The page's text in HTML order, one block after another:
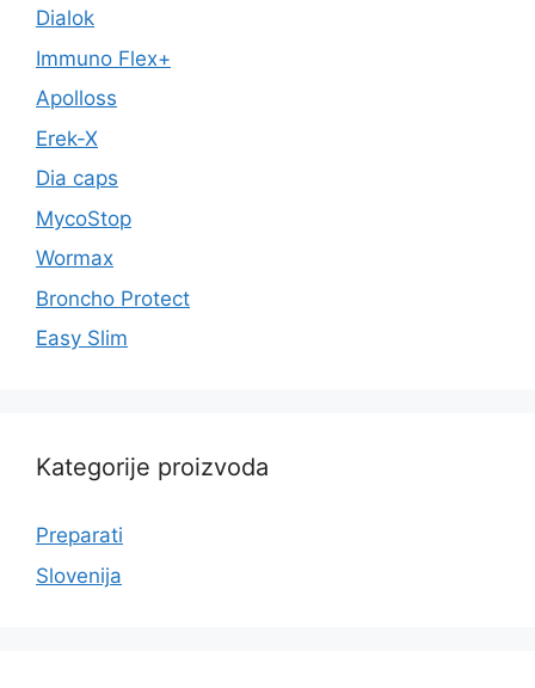
Dialok
Immuno Flex+
Apolloss
Erek-X
Dia caps
MycoStop
Wormax
Broncho Protect
Easy Slim
Kategorije proizvoda
Preparati
Slovenija